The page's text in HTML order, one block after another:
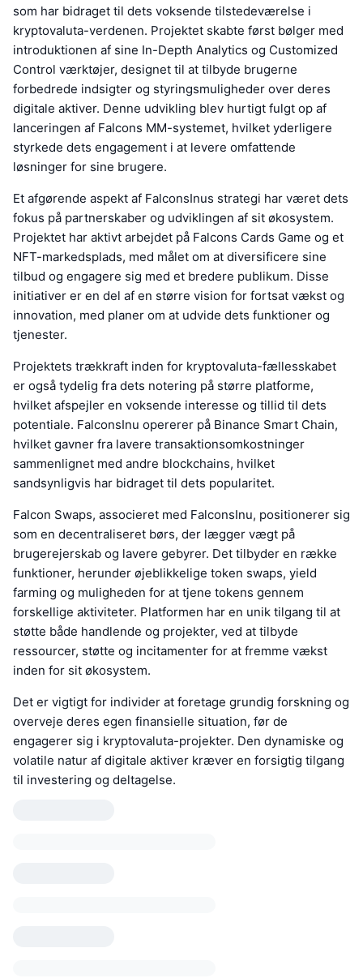
som har bidraget til dets voksende tilstedeværelse i
kryptovaluta-verdenen. Projektet skabte først bølger med
introduktionen af sine In-Depth Analytics og Customized
Control værktøjer, designet til at tilbyde brugerne
forbedrede indsigter og styringsmuligheder over deres
digitale aktiver. Denne udvikling blev hurtigt fulgt op af
lanceringen af Falcons MM-systemet, hvilket yderligere
styrkede dets engagement i at levere omfattende
løsninger for sine brugere.
Et afgørende aspekt af FalconsInus strategi har været dets
fokus på partnerskaber og udviklingen af sit økosystem.
Projektet har aktivt arbejdet på Falcons Cards Game og et
NFT-markedsplads, med målet om at diversificere sine
tilbud og engagere sig med et bredere publikum. Disse
initiativer er en del af en større vision for fortsat vækst og
innovation, med planer om at udvide dets funktioner og
tjenester.
Projektets trækkraft inden for kryptovaluta-fællesskabet
er også tydelig fra dets notering på større platforme,
hvilket afspejler en voksende interesse og tillid til dets
potentiale. FalconsInu opererer på Binance Smart Chain,
hvilket gavner fra lavere transaktionsomkostninger
sammenlignet med andre blockchains, hvilket
sandsynligvis har bidraget til dets popularitet.
Falcon Swaps, associeret med FalconsInu, positionerer sig
som en decentraliseret børs, der lægger vægt på
brugerejerskab og lavere gebyrer. Det tilbyder en række
funktioner, herunder øjeblikkelige token swaps, yield
farming og muligheden for at tjene tokens gennem
forskellige aktiviteter. Platformen har en unik tilgang til at
støtte både handlende og projekter, ved at tilbyde
ressourcer, støtte og incitamenter for at fremme vækst
inden for sit økosystem.
Det er vigtigt for individer at foretage grundig forskning og
overveje deres egen finansielle situation, før de
engagerer sig i kryptovaluta-projekter. Den dynamiske og
volatile natur af digitale aktiver kræver en forsigtig tilgang
til investering og deltagelse.